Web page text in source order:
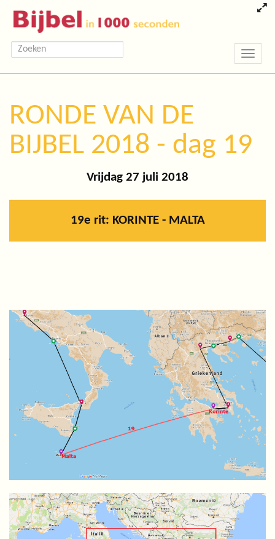
Toggle
RONDE VAN DE
BIJBEL 2018 - dag 19
Vrijdag 27 juli 2018
19e rit: KORINTE - MALTA